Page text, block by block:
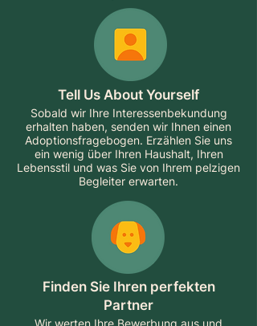
Tell Us About Yourself
Sobald wir Ihre Interessenbekundung
erhalten haben, senden wir Ihnen einen
Adoptionsfragebogen. Erzählen Sie uns
ein wenig über Ihren Haushalt, Ihren
Lebensstil und was Sie von Ihrem pelzigen
Begleiter erwarten.
Finden Sie Ihren perfekten
Partner
Wir werten Ihre Bewerbung aus und